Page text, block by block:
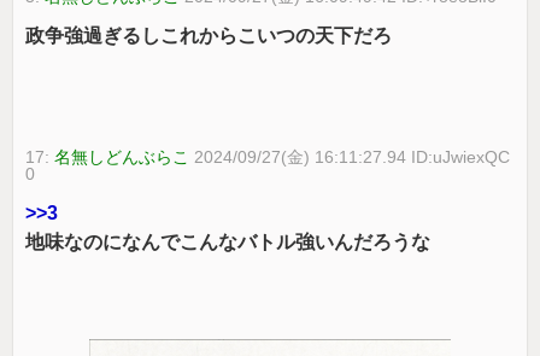
政争強過ぎるしこれからこいつの天下だろ
17:名無しどんぶらこ 2024/09/27(金) 16:11:27.94 ID:uJwiexQC
0
>>3
地味なのになんでこんなバトル強いんだろうな